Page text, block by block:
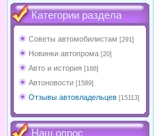
Категории раздела
Советы автомобилистам [291]
Новинки автопрома [20]
Авто и история [166]
Автоновости [1589]
Отзывы автовладельцев [15113]
Наш опрос